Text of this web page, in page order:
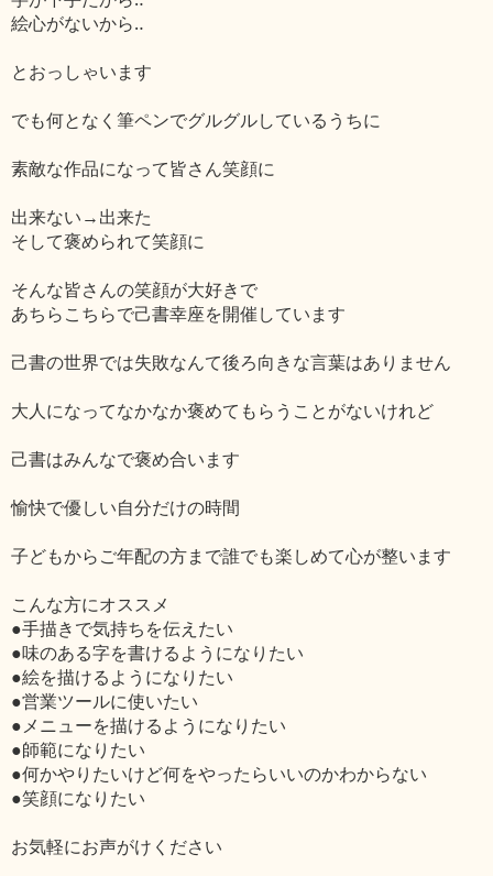
絵心がないから‥
とおっしゃいます
でも何となく筆ペンでグルグルしているうちに
素敵な作品になって皆さん笑顔に
出来ない→出来た
そして褒められて笑顔に
そんな皆さんの笑顔が大好きで
あちらこちらで己書幸座を開催しています
己書の世界では失敗なんて後ろ向きな言葉はありません
大人になってなかなか褒めてもらうことがないけれど
己書はみんなで褒め合います
愉快で優しい自分だけの時間
子どもからご年配の方まで誰でも楽しめて心が整います
こんな方にオススメ
●手描きで気持ちを伝えたい
●味のある字を書けるようになりたい
●絵を描けるようになりたい
●営業ツールに使いたい
●メニューを描けるようになりたい
●師範になりたい
●何かやりたいけど何をやったらいいのかわからない
●笑顔になりたい
お気軽にお声がけください